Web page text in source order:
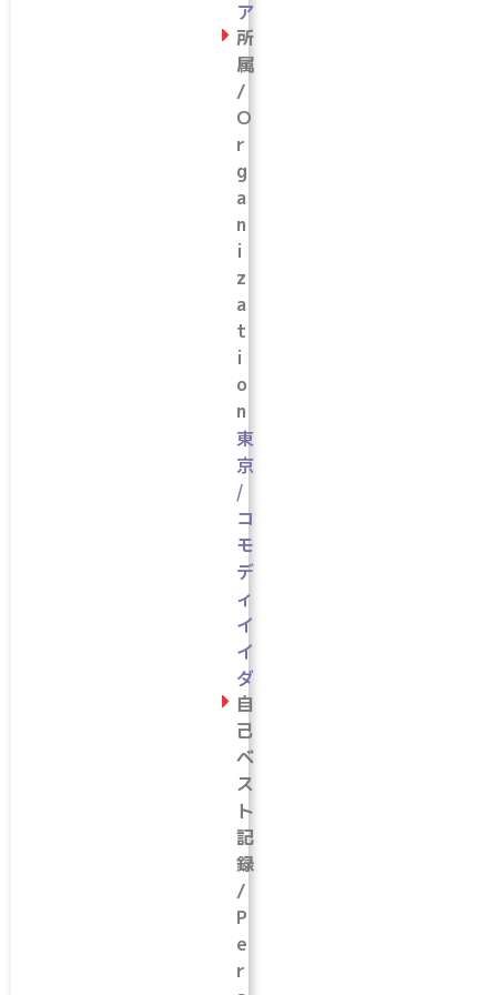
ア
所
属
/
O
r
g
a
n
i
z
a
t
i
o
n
東
京
/
コ
モ
デ
ィ
イ
イ
ダ
自
己
ベ
ス
ト
記
録
/
P
e
r